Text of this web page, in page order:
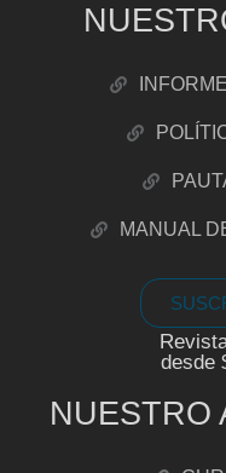
MANUAL
desde
NUESTRO